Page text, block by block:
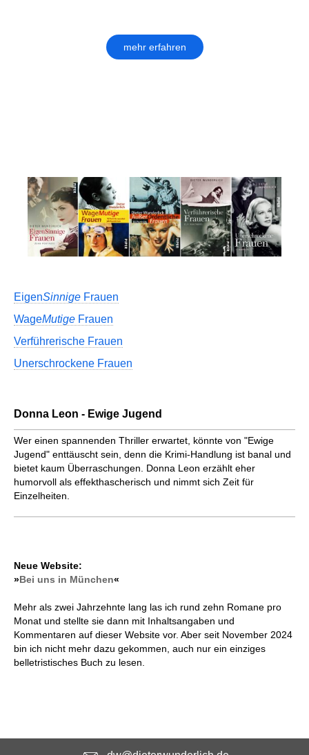
mehr erfahren
EigenSinnige Frauen
WageMutige Frauen
Verführerische Frauen
Unerschrockene Frauen
Donna Leon - Ewige Jugend
Wer einen spannenden Thriller erwartet, könnte von "Ewige
Jugend" enttäuscht sein, denn die Krimi-Handlung ist banal und
bietet kaum Überraschungen. Donna Leon erzählt eher
humorvoll als effekthascherisch und nimmt sich Zeit für
Einzelheiten.
Neue Website:
»Bei uns in München«
Mehr als zwei Jahrzehnte lang las ich rund zehn Romane pro
Monat und stellte sie dann mit Inhaltsangaben und
Kommentaren auf dieser Website vor. Aber seit November 2024
bin ich nicht mehr dazu gekommen, auch nur ein einziges
belletristisches Buch zu lesen.